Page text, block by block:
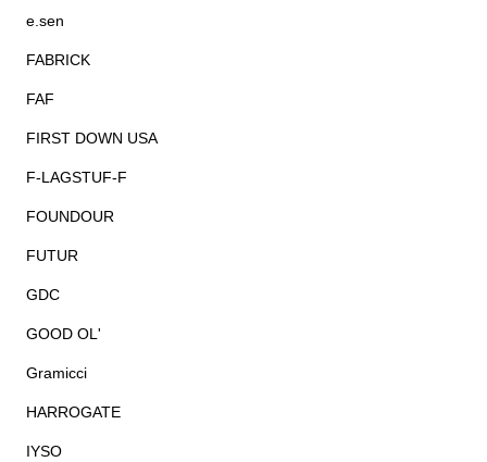
e.sen
FABRICK
FAF
FIRST DOWN USA
F-LAGSTUF-F
FOUNDOUR
FUTUR
GDC
GOOD OL'
Gramicci
HARROGATE
IYSO